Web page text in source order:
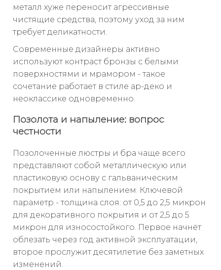
металл хуже переносит агрессивные
чистящие средства, поэтому уход за ним
требует деликатности.
Современные дизайнеры активно
используют контраст бронзы с белыми
поверхностями и мрамором - такое
сочетание работает в стиле ар-деко и
неоклассике одновременно.
Позолота и напыление: вопрос
честности
Позолоченные люстры и бра чаще всего
представляют собой металлическую или
пластиковую основу с гальваническим
покрытием или напылением. Ключевой
параметр - толщина слоя: от 0,5 до 2,5 микрон
для декоративного покрытия и от 2,5 до 5
микрон для износостойкого. Первое начнёт
облезать через год активной эксплуатации,
второе прослужит десятилетие без заметных
изменений.